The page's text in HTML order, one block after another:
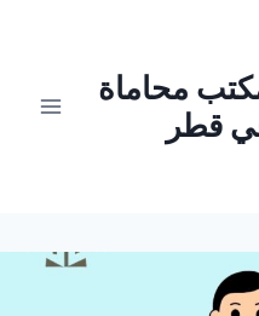
محاماة
قطر